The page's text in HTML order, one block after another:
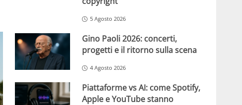
5 Agosto 2026
Gino Paoli 2026: concerti,
progetti e il ritorno sulla scena
4 Agosto 2026
Piattaforme vs AI: come Spotify,
Apple e YouTube stanno